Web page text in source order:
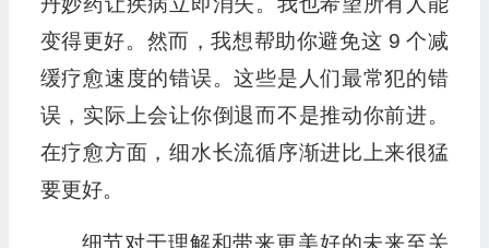
变得更好。然而，我想帮助你避免这 9 个减
缓疗愈速度的错误。这些是人们最常犯的错
误，实际上会让你倒退而不是推动你前进。
在疗愈方面，细水长流循序渐进比上来很猛
要更好。
细节对于理解和带来更美好的未来至关